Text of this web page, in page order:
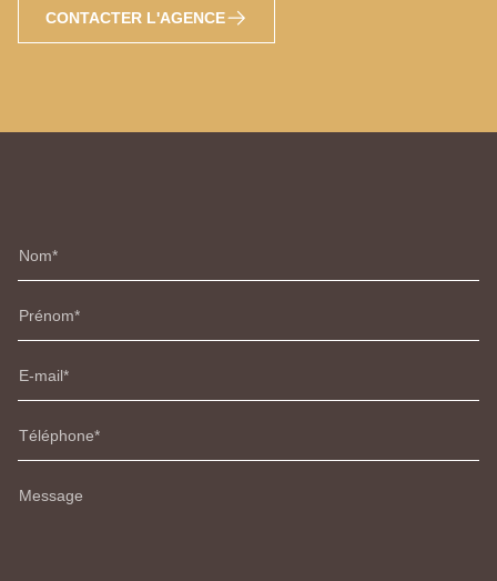
CONTACTER L'AGENCE
Nom
Prénom
E-mail
Téléphone
Message